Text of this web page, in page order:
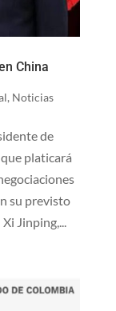
China
, Noticias
de
platicará
su previsto
Jinping,...